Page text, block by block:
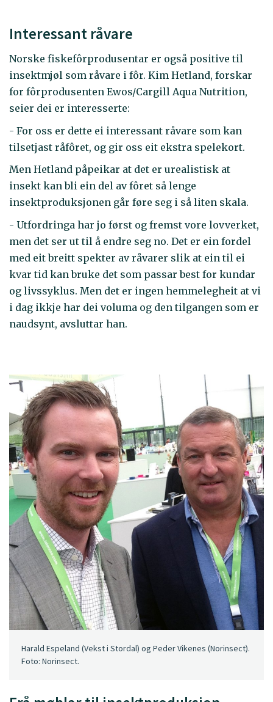
Interessant råvare
Norske fiskefôrprodusentar er også positive til
insektmjøl som råvare i fôr. Kim Hetland, forskar
for fôrprodusenten Ewos/Cargill Aqua Nutrition,
seier dei er interesserte:
- For oss er dette ei interessant råvare som kan
tilsetjast råfôret, og gir oss eit ekstra spelekort.
Men Hetland påpeikar at det er urealistisk at
insekt kan bli ein del av fôret så lenge
insektproduksjonen går føre seg i så liten skala.
- Utfordringa har jo først og fremst vore lovverket,
men det ser ut til å endre seg no. Det er ein fordel
med eit breitt spekter av råvarer slik at ein til ei
kvar tid kan bruke det som passar best for kundar
og livssyklus. Men det er ingen hemmelegheit at vi
i dag ikkje har dei voluma og den tilgangen som er
naudsynt, avsluttar han.
Harald Espeland (Vekst i Stordal) og Peder Vikenes (Norinsect).
Foto: Norinsect.